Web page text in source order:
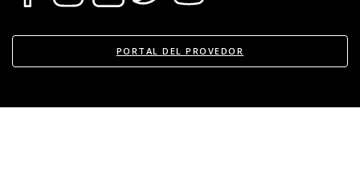
PORTAL DEL PROVEDOR